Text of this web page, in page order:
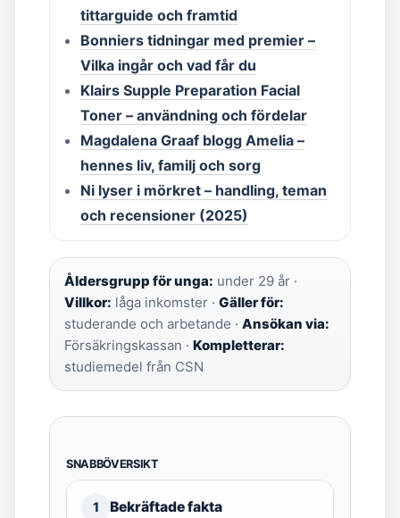
tittarguide och framtid
Bonniers tidningar med premier –
Vilka ingår och vad får du
Klairs Supple Preparation Facial
Toner – användning och fördelar
Magdalena Graaf blogg Amelia –
hennes liv, familj och sorg
Ni lyser i mörkret – handling, teman
och recensioner (2025)
Åldersgrupp för unga: under 29 år ·
Villkor: låga inkomster · Gäller för:
studerande och arbetande · Ansökan via:
Försäkringskassan · Kompletterar:
studiemedel från CSN
SNABBÖVERSIKT
1 Bekräftade fakta